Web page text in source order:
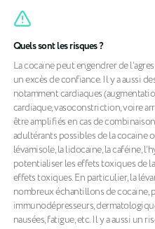
Quels sont les risques ?
La cocaïne peut engendrer de
un excès de confiance. Il y a aussi
notamment cardiaques
cardiaque, vasoconstriction, voire
être amplifiés en cas de
adultérants possibles de la cocaïne
lévamisole, la lidocaïne, la caféine,
potentialiser les effets toxiques de
effets toxiques. En particulier, la
nombreux échantillons de cocaïne,
immunodépresseurs,
nausées, fatigue, etc. Il y a aussi un